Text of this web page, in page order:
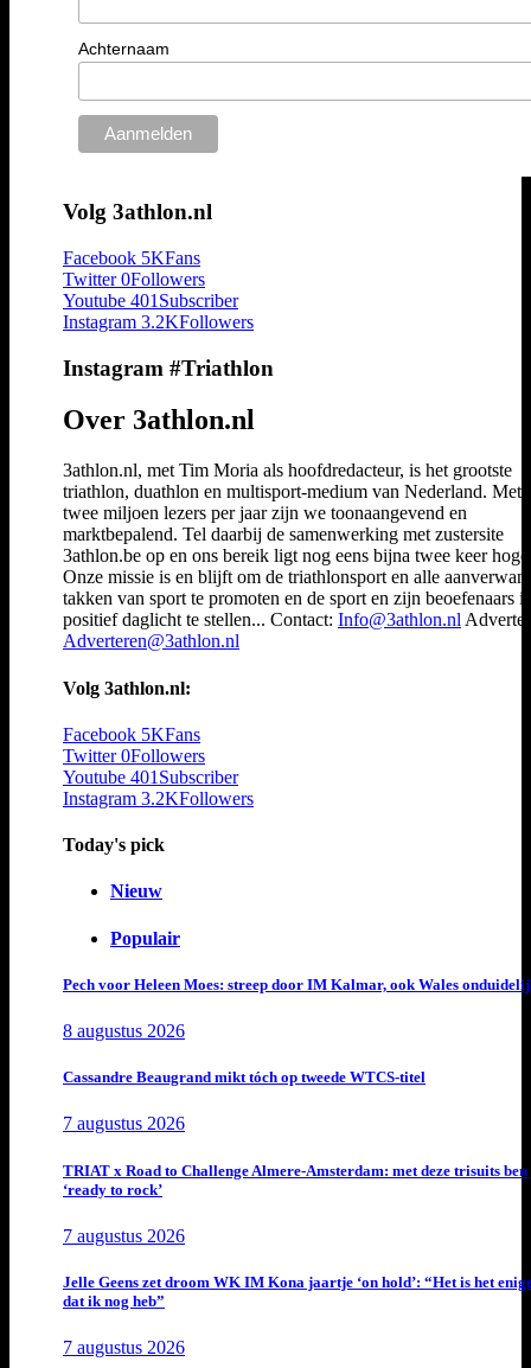
Achternaam
Volg 3athlon.nl
Facebook 5KFans
Twitter 0Followers
Youtube 401 Subscriber
Instagram 3.2KFollowers
Instagram #Triathlon
Over 3athlon.nl
3athlon.nl, met Tim Moria als hoofdredacteur, is het grootste
triathlon, duathlon en multisport-medium van Nederland. Met
twee miljoen lezers per jaar zijn we toonaangevend en
marktbepalend. Tel daarbij de samenwerking met zustersite
3athlon.be op en ons bereik ligt nog eens bijna twee keer
Onze missie is en blijft om de triathlonsport en alle
takken van sport te promoten en de sport en zijn beoefenaars
positief daglicht te stellen... Contact: Info@3athlon.nl
Adverteren@3athlon.nl
Volg 3athlon.nl:
Facebook 5KFans
Twitter 0Followers
Youtube 401 Subscriber
Instagram 3.2KFollowers
Today's pick
Nieuw
Populair
Pech voor Heleen Moes: streep door IM Kalmar, ook Wales
8 augustus 2026
Cassandre Beaugrand mikt tóch op tweede WTCS-titel
7 augustus 2026
TRIAT x Road to Challenge Almere-Amsterdam: met deze trisuits ben
‘ready to rock’
7 augustus 2026
Jelle Geens zet droom WK IM Kona jaartje ‘on hold’: “Het is het
dat ik nog heb”
7 augustus 2026